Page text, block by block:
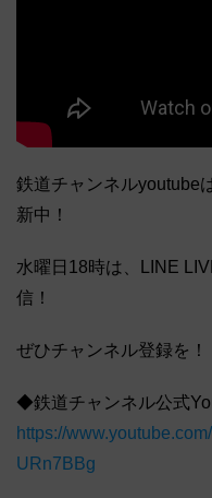
鉄道チャンネルyoutube
新中！
水曜日18時は、LINE
信！
ぜひチャンネル登録を！
◆鉄道チャンネル公式
https://
URn7BBg